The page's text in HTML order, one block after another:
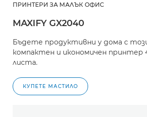
ПРИНТЕРИ ЗА МАЛЪК ОФИС
MAXIFY GX2040
Бъдете продуктивни у дома с
компактен и икономичен принтер 4
листа.
КУПЕТЕ МАСТИЛО